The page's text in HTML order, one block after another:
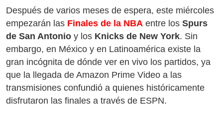
Después de varios meses de espera, este miércoles
empezarán las Finales de la NBA entre los Spurs
de San Antonio y los Knicks de New York. Sin
embargo, en México y en Latinoamérica existe la
gran incógnita de dónde ver en vivo los partidos, ya
que la llegada de Amazon Prime Video a las
transmisiones confundió a quienes históricamente
disfrutaron las finales a través de ESPN.